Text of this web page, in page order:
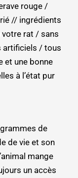
rouge /
// ingrédients
rat / sans
artificiels / tous
et une bonne
à l’état pur
de
de vie et son
mange
un accès